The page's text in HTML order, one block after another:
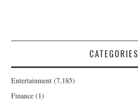
CATEGORIES
Entertainment (7,185)
Finance (1)